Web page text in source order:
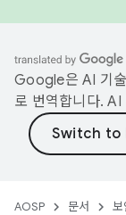
Google은 AI 기
로 번역합니다.
AOSP 문서 보